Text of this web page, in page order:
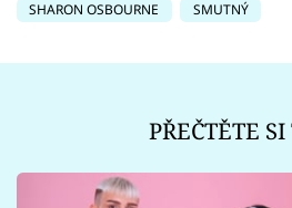
SHARON OSBOURNE
SMUTNÝ
PŘEČTĚTE